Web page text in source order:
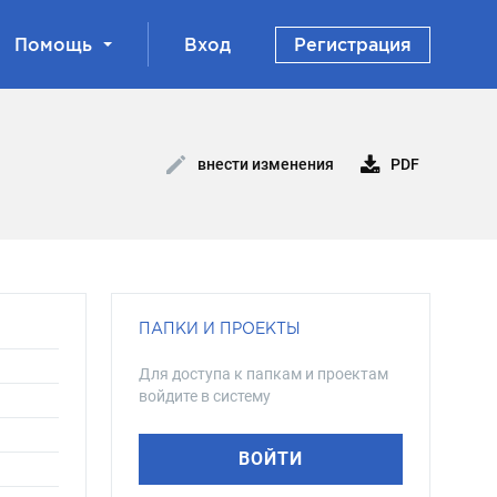
Помощь Вход Регистрация
внести изменения PDF
ПАПКИ И ПРОЕКТЫ
Для доступа к папкам и проектам
войдите в систему
ВОЙТИ